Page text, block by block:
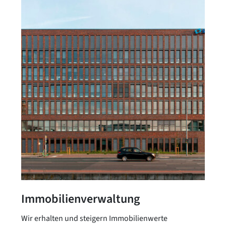
Immobilienverwaltung
Wir erhalten und steigern Immobilienwerte